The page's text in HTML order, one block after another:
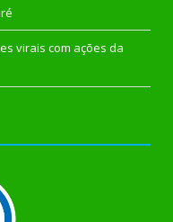
virais com ações da